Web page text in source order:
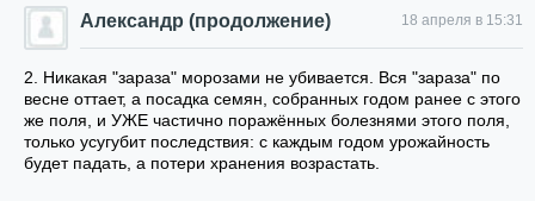
Александр (продолжение) 18 апреля в 15:31
2. Никакая "зараза" морозами не убивается. Вся "зараза" по
весне оттает, а посадка семян, собранных годом ранее с этого
же поля, и УЖЕ частично поражённых болезнями этого поля,
только усугубит последствия: с каждым годом урожайность
будет падать, а потери хранения возрастать.